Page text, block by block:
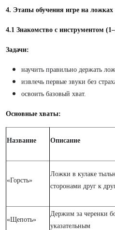
4. Этапы обучения игре на ложках
4.1 Знакомство с инструментом
Задачи:
научить правильно держать
извлечь первые звуки без
освоить базовый хват.
Основные хваты:
Название Описание
«Горсть»
Ложки в кулаке
сторонами друг к
«Щепоть»
Держим за черенки
указательным